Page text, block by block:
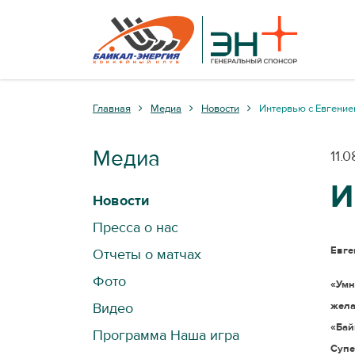
Главная Медиа Новости Интервью с
Медиа
Новости
Пресса о нас
Отчеты о матчах
Фото
Видео
Программа Наша игра